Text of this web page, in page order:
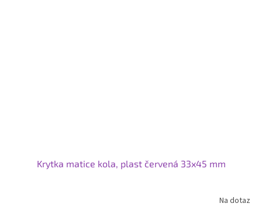
Krytka matice kola, plast červená 33x45 mm
Na dotaz